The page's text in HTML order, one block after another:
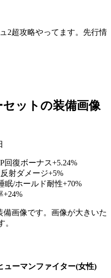
2超攻略やってます。先行情
ットの装備画像
回復ボーナス+5.24%
射ダメージ+5%
眠/ホールド耐性+70%
+24%
画像です。画像が大きいた
。
ューマンファイター(女性)